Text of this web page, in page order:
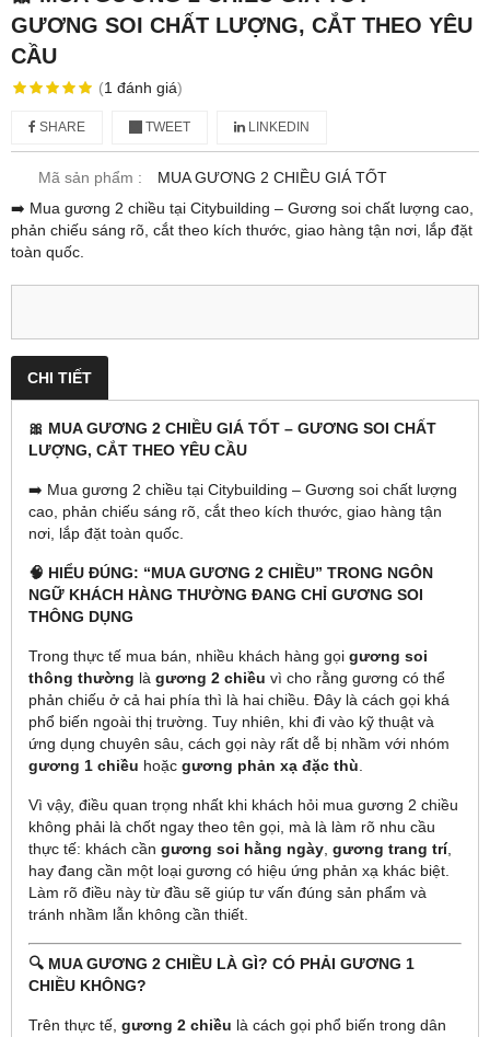
GƯƠNG SOI CHẤT LƯỢNG, CẮT THEO YÊU
CẦU
(1 đánh giá)
SHARE TWEET LINKEDIN
Mã sản phẩm :
MUA GƯƠNG 2 CHIỀU GIÁ TỐT
➡️ Mua gương 2 chiều tại Citybuilding – Gương soi chất lượng cao,
phản chiếu sáng rõ, cắt theo kích thước, giao hàng tận nơi, lắp đặt
toàn quốc.
CHI TIẾT
🎀 MUA GƯƠNG 2 CHIỀU GIÁ TỐT – GƯƠNG SOI CHẤT
LƯỢNG, CẮT THEO YÊU CẦU
➡️ Mua gương 2 chiều tại Citybuilding – Gương soi chất lượng
cao, phản chiếu sáng rõ, cắt theo kích thước, giao hàng tận
nơi, lắp đặt toàn quốc.
🧠 HIỂU ĐÚNG: “MUA GƯƠNG 2 CHIỀU” TRONG NGÔN
NGỮ KHÁCH HÀNG THƯỜNG ĐANG CHỈ GƯƠNG SOI
THÔNG DỤNG
Trong thực tế mua bán, nhiều khách hàng gọi gương soi
thông thường là gương 2 chiều vì cho rằng gương có thể
phản chiếu ở cả hai phía thì là hai chiều. Đây là cách gọi khá
phổ biến ngoài thị trường. Tuy nhiên, khi đi vào kỹ thuật và
ứng dụng chuyên sâu, cách gọi này rất dễ bị nhầm với nhóm
gương 1 chiều hoặc gương phản xạ đặc thù
Vì vậy, điều quan trọng nhất khi khách hỏi mua gương 2 chiều
không phải là chốt ngay theo tên gọi, mà là làm rõ nhu cầu
thực tế: khách cần gương soi hằng ngày gương trang trí,
hay đang cần một loại gương có hiệu ứng phản xạ khác biệt.
Làm rõ điều này từ đầu sẽ giúp tư vấn đúng sản phẩm và
tránh nhầm lẫn không cần thiết.
🔍 MUA GƯƠNG 2 CHIỀU LÀ GÌ? CÓ PHẢI GƯƠNG 1
CHIỀU KHÔNG?
Trên thực tế, gương 2 chiều là cách gọi phổ biến trong dân